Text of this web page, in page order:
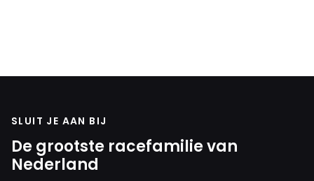
SLUIT JE AAN BIJ
De grootste racefamilie van
Nederland